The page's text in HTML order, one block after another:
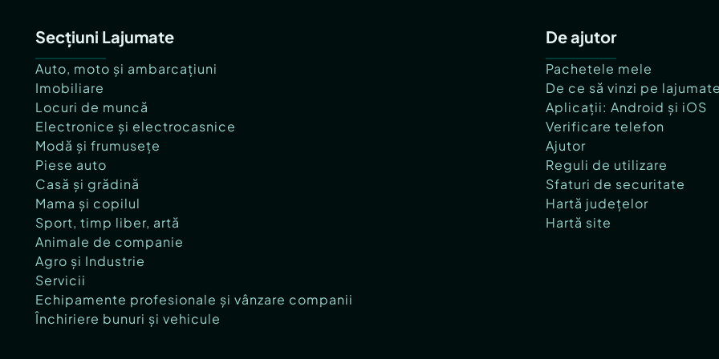
Secțiuni Lajumate
Auto, moto și ambarcațiuni
Imobiliare
Locuri de muncă
Electronice și electrocasnice
Modă și frumusețe
Piese auto
Casă și grădină
Mama și copilul
Sport, timp liber, artă
Animale de companie
Agro și Industrie
Servicii
Echipamente profesionale și vânzare companii
Închiriere bunuri și vehicule
De ajutor
Pachetele mele
De ce să vinzi pe
Aplicații: Android și iOS
Verificare telefon
Ajutor
Reguli de utilizare
Sfaturi de securitate
Hartă județelor
Hartă site